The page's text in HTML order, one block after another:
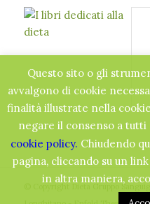
© Copyright Dieta Gruppo
Questo sito o gli
avvalgono di cookie
finalità illustrate nella
negare il consenso a tutti
cookie policy. Chiudendo
pagina, cliccando su un
in altra maniera,